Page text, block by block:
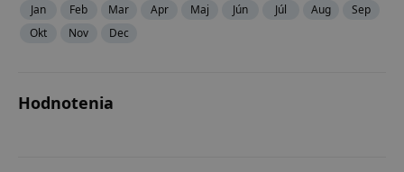
Jan Feb Mar Apr Maj Jún Júl Aug
Sep
Okt
Nov Dec
Hodnotenia